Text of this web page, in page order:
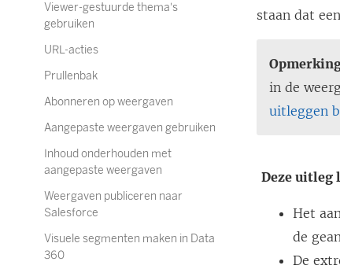
Viewer-gestuurde thema's
gebruiken
URL-acties
Prullenbak
Abonneren op weergaven
Aangepaste weergaven gebruiken
Inhoud onderhouden met
aangepaste weergaven
Weergaven publiceren naar
Salesforce
Visuele segmenten maken in Data
360
staan dat
in de
uitleggen
Deze uitleg
Het
de
De